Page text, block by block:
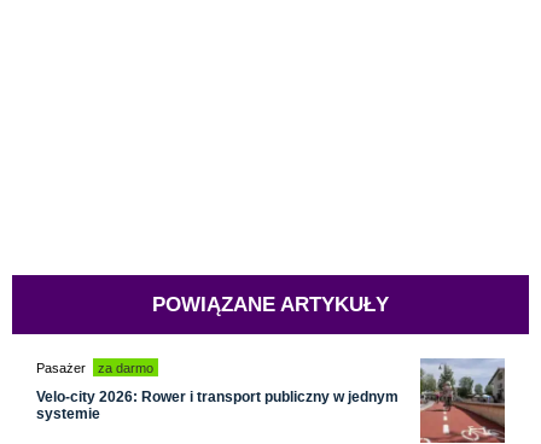
POWIĄZANE ARTYKUŁY
Pasażer za darmo
Velo-city 2026: Rower i transport publiczny w jednym
systemie